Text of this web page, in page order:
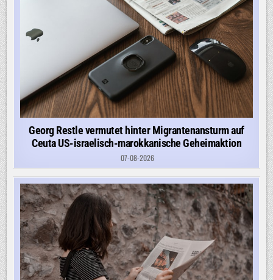
Georg Restle vermutet hinter Migrantenansturm auf
Ceuta US-israelisch-marokkanische Geheimaktion
07-08-2026